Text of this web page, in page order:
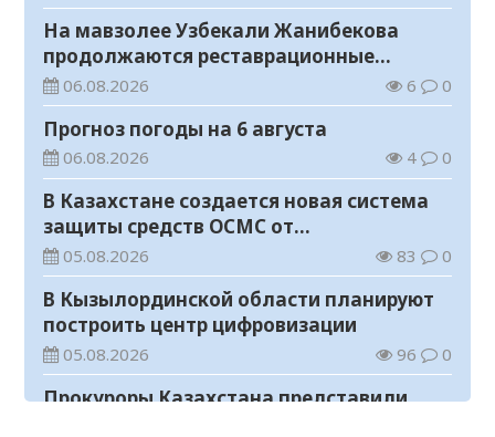
На мавзолее Узбекали Жанибекова
продолжаются реставрационные
работы
06.08.2026 6 0
Прогноз погоды на 6 августа
06.08.2026 4 0
В Казахстане создается новая система
защиты средств ОСМС от
необоснованных выплат
05.08.2026 83 0
В Кызылординской области планируют
построить центр цифровизации
05.08.2026 96 0
Прокуроры Казахстана представили